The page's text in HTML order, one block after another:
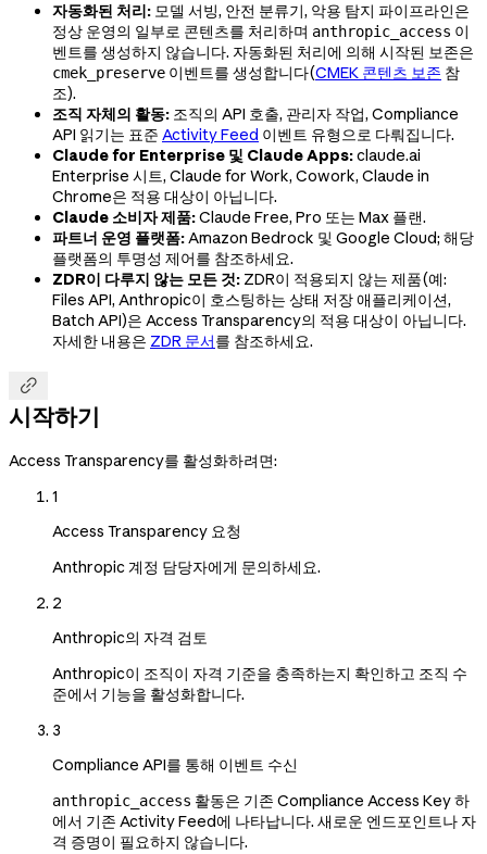
자동화된 처리: 모델 서빙, 안전 분류기, 악용 탐지 파이프라인은
정상 운영의 일부로 콘텐츠를 처리하며 anthropic_access 이
벤트를 생성하지 않습니다. 자동화된 처리에 의해 시작된 보존은
cmek_preserve 이벤트를 생성합니다(CMEK 콘텐츠 보존 참
조).
조직 자체의 활동: 조직의 API 호출, 관리자 작업, Compliance
API 읽기는 표준 Activity Feed 이벤트 유형으로 다뤄집니다.
Claude for Enterprise 및 Claude Apps:claude.ai
Enterprise 시트, Claude for Work, Cowork, Claude in
Chrome은 적용 대상이 아닙니다.
Claude 소비자 제품:Claude Free, Pro 또는 Max 플랜.
파트너 운영 플랫폼:Amazon Bedrock 및 Google Cloud; 해당
플랫폼의 투명성 제어를 참조하세요.
ZDR이 다루지 않는 모든 것: ZDR이 적용되지 않는 제품(예:
Files API, Anthropic이 호스팅하는 상태 저장 애플리케이션,
Batch API)은 Access Transparency의 적용 대상이 아닙니다.
자세한 내용은 ZDR 문서를 참조하세요.

시작하기
Access Transparency를 활성화하려면:
1
Access Transparency 요청
Anthropic 계정 담당자에게 문의하세요.
2
Anthropic의 자격 검토
Anthropic이 조직이 자격 기준을 충족하는지 확인하고 조직 수
준에서 기능을 활성화합니다.
3
Compliance API를 통해 이벤트 수신
anthropic_access 활동은 기존 Compliance Access Key 하
에서 기존 Activity Feed에 나타납니다. 새로운 엔드포인트나 자
격 증명이 필요하지 않습니다.